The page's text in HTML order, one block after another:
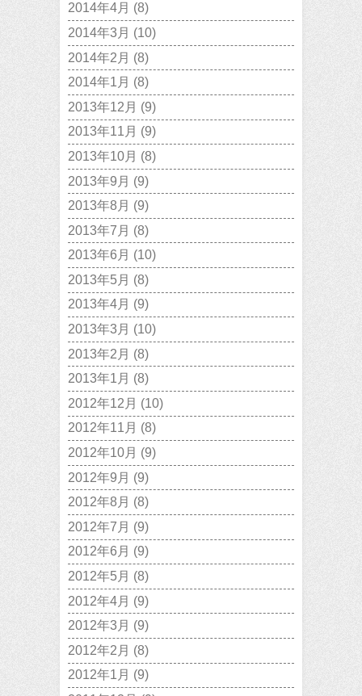
2014年4月 (8)
2014年3月 (10)
2014年2月 (8)
2014年1月 (8)
2013年12月 (9)
2013年11月 (9)
2013年10月 (8)
2013年9月 (9)
2013年8月 (9)
2013年7月 (8)
2013年6月 (10)
2013年5月 (8)
2013年4月 (9)
2013年3月 (10)
2013年2月 (8)
2013年1月 (8)
2012年12月 (10)
2012年11月 (8)
2012年10月 (9)
2012年9月 (9)
2012年8月 (8)
2012年7月 (9)
2012年6月 (9)
2012年5月 (8)
2012年4月 (9)
2012年3月 (9)
2012年2月 (8)
2012年1月 (9)